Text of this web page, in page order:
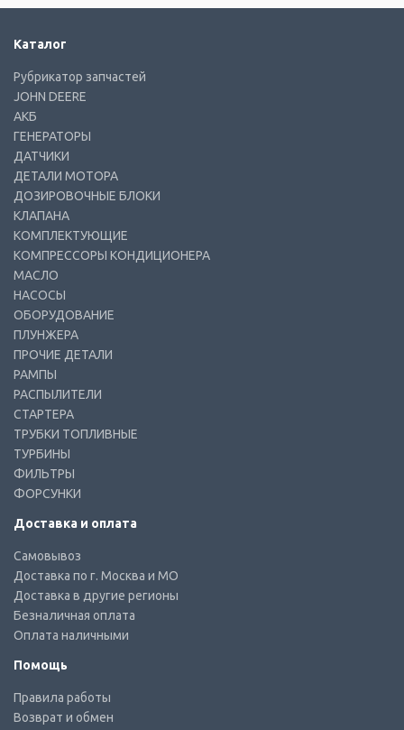
Каталог
Рубрикатор запчастей
JOHN DEERE
АКБ
ГЕНЕРАТОРЫ
ДАТЧИКИ
ДЕТАЛИ МОТОРА
ДОЗИРОВОЧНЫЕ БЛОКИ
КЛАПАНА
КОМПЛЕКТУЮЩИЕ
КОМПРЕССОРЫ КОНДИЦИОНЕРА
МАСЛО
НАСОСЫ
ОБОРУДОВАНИЕ
ПЛУНЖЕРА
ПРОЧИЕ ДЕТАЛИ
РАМПЫ
РАСПЫЛИТЕЛИ
СТАРТЕРА
ТРУБКИ ТОПЛИВНЫЕ
ТУРБИНЫ
ФИЛЬТРЫ
ФОРСУНКИ
Доставка и оплата
Самовывоз
Доставка по г. Москва и МО
Доставка в другие регионы
Безналичная оплата
Оплата наличными
Помощь
Правила работы
Возврат и обмен